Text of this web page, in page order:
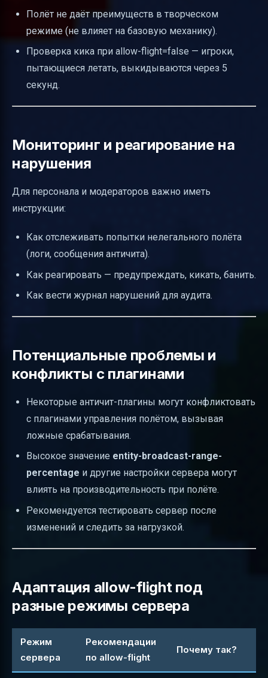
Полёт не даёт преимуществ в творческом
режиме (не влияет на базовую механику).
Проверка кика при allow-flight=false — игроки,
пытающиеся летать, выкидываются через 5
секунд.
Мониторинг и реагирование на
нарушения
Для персонала и модераторов важно иметь
инструкции:
Как отслеживать попытки нелегального полёта
(логи, сообщения античита).
Как реагировать — предупреждать, кикать, банить.
Как вести журнал нарушений для аудита.
Потенциальные проблемы и
конфликты с плагинами
Некоторые античит-плагины могут конфликтовать
с плагинами управления полётом, вызывая
ложные срабатывания.
Высокое значение entity-broadcast-range-
percentage и другие настройки сервера могут
влиять на производительность при полёте.
Рекомендуется тестировать сервер после
изменений и следить за нагрузкой.
Адаптация allow-flight под
разные режимы сервера
Режим
сервера
Рекомендации
по allow-flight
Почему так?